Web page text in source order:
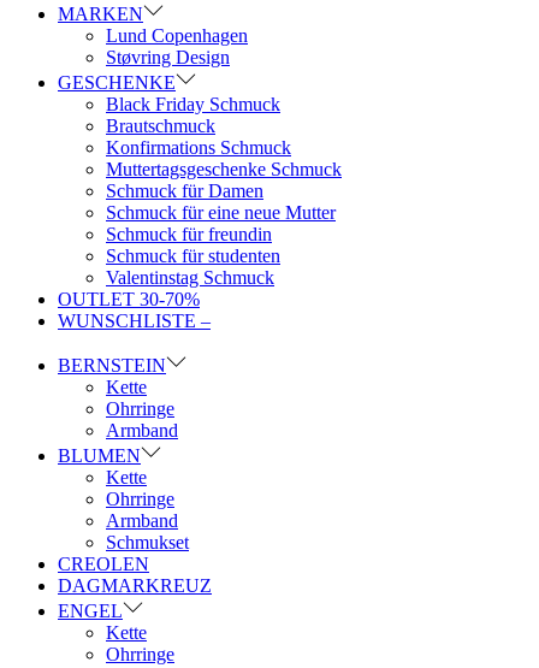
MARKEN
Lund Copenhagen
Støvring Design
GESCHENKE
Black Friday Schmuck
Brautschmuck
Konfirmations Schmuck
Muttertagsgeschenke Schmuck
Schmuck für Damen
Schmuck für eine neue Mutter
Schmuck für freundin
Schmuck für studenten
Valentinstag Schmuck
OUTLET 30-70%
WUNSCHLISTE –
BERNSTEIN
Kette
Ohrringe
Armband
BLUMEN
Kette
Ohrringe
Armband
Schmukset
CREOLEN
DAGMARKREUZ
ENGEL
Kette
Ohrringe